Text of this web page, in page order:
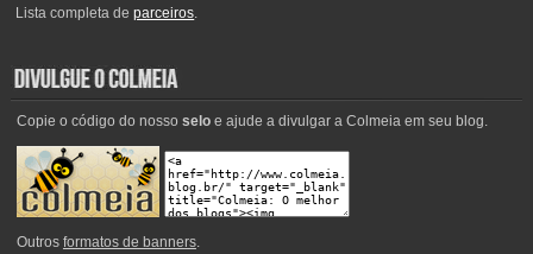
Lista completa deparceiros.
Copie o código do nosso seloe ajude a divulgar a Colmeia em seu blog.
Outros formatos de banners.